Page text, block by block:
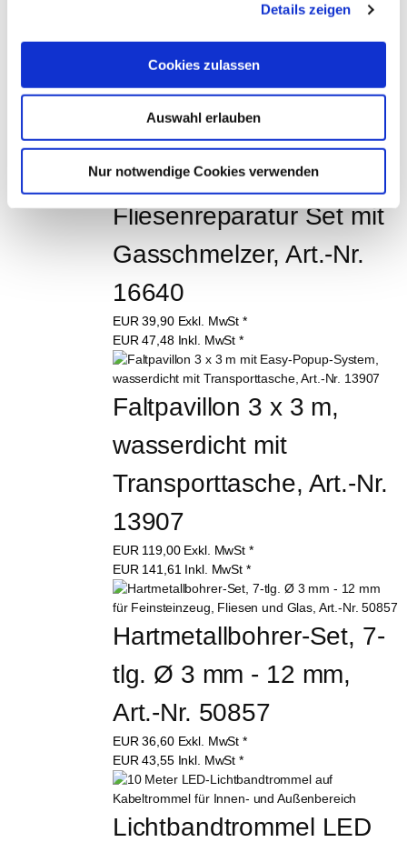
Details zeigen
Cookies zulassen
Auswahl erlauben
Nur notwendige Cookies verwenden
KÖNNTEN SIE AUCH
INTERESSIEREN:
Fliesenreparatur Set mit
Gasschmelzer, Art.-Nr.
16640
EUR39,90 Exkl. MwSt *
EUR47,48 Inkl. MwSt *
Faltpavillon 3 x 3 m,
wasserdicht mit
Transporttasche, Art.-Nr.
13907
EUR 119,00 Exkl. MwSt *
EUR 141,61 Inkl. MwSt *
Hartmetallbohrer-Set, 7-
tlg. Ø 3 mm - 12 mm,
Art.-Nr. 50857
EUR36,60 Exkl. MwSt *
EUR43,55 Inkl. MwSt *
Lichtbandtrommel LED